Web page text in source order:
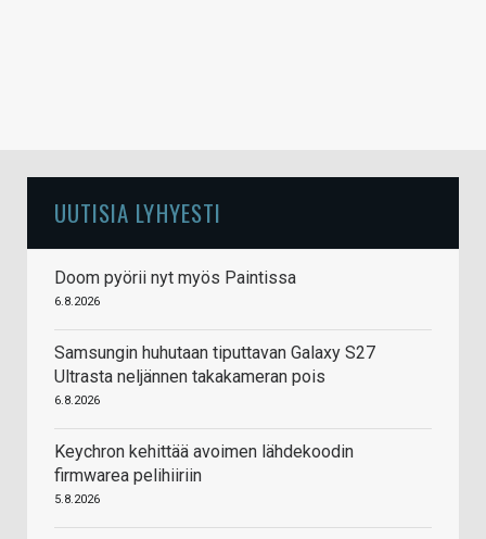
UUTISIA LYHYESTI
Doom pyörii nyt myös Paintissa
6.8.2026
Samsungin huhutaan tiputtavan Galaxy S27
Ultrasta neljännen takakameran pois
6.8.2026
Keychron kehittää avoimen lähdekoodin
firmwarea pelihiiriin
5.8.2026